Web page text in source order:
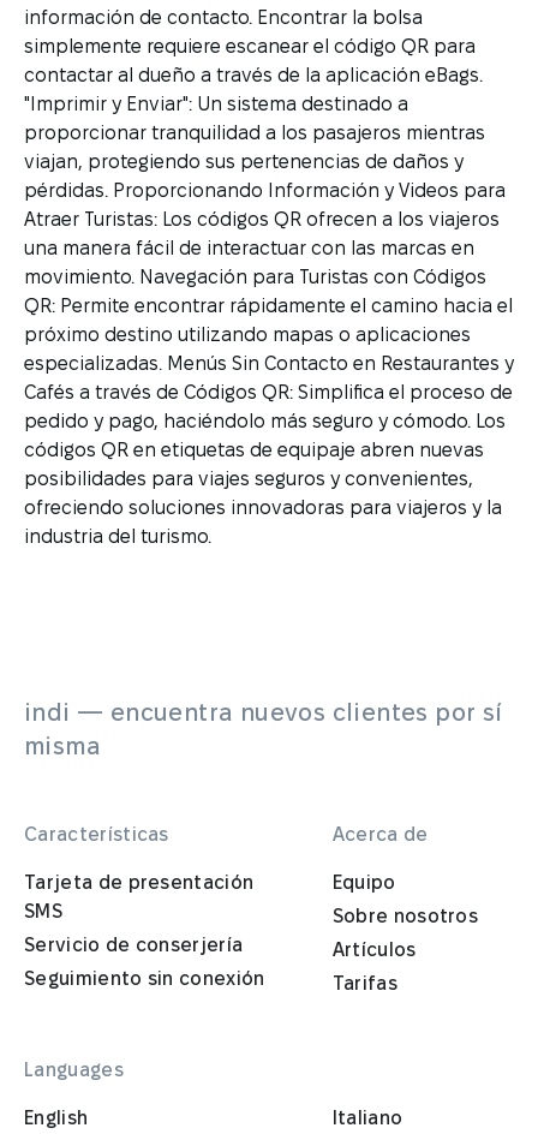
información de contacto. Encontrar la bolsa
simplemente requiere escanear el código QR para
contactar al dueño a través de la aplicación eBags.
"Imprimir y Enviar": Un sistema destinado a
proporcionar tranquilidad a los pasajeros mientras
viajan, protegiendo sus pertenencias de daños y
pérdidas. Proporcionando Información y Videos para
Atraer Turistas: Los códigos QR ofrecen a los viajeros
una manera fácil de interactuar con las marcas en
movimiento. Navegación para Turistas con Códigos
QR: Permite encontrar rápidamente el camino hacia el
próximo destino utilizando mapas o aplicaciones
especializadas. Menús Sin Contacto en Restaurantes y
Cafés a través de Códigos QR: Simplifica el proceso de
pedido y pago, haciéndolo más seguro y cómodo. Los
códigos QR en etiquetas de equipaje abren nuevas
posibilidades para viajes seguros y convenientes,
ofreciendo soluciones innovadoras para viajeros y la
industria del turismo.
indi — encuentra nuevos clientes por sí
misma
Características
Tarjeta de presentación
SMS
Servicio de conserjería
Seguimiento sin conexión
Acerca de
Equipo
Sobre nosotros
Artículos
Tarifas
Languages
English Italiano